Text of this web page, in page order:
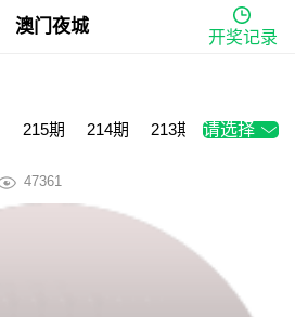
澳门夜城
开奖记录
215期 214期 213期 212期
请选择
47361